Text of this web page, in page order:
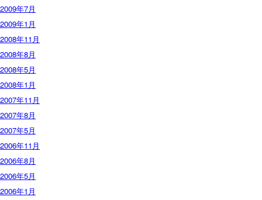
2009年7月
2009年1月
2008年11月
2008年8月
2008年5月
2008年1月
2007年11月
2007年8月
2007年5月
2006年11月
2006年8月
2006年5月
2006年1月